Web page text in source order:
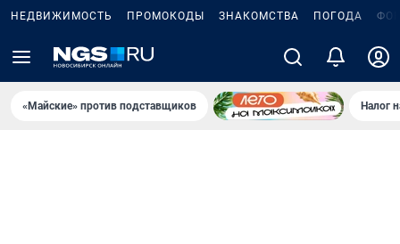
НЕДВИЖИМОСТЬ ПРОМОКОДЫ ЗНАКОМСТВА ПОГОДА
«Майские» против подставщиков Налог